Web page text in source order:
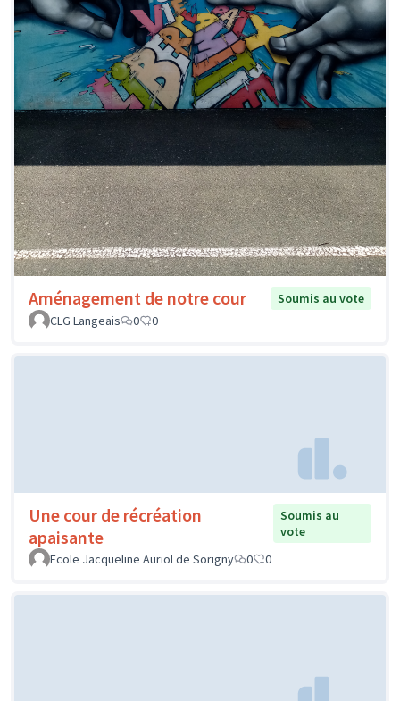
Aménagement de notre cour
Soumis au vote
CLG Langeais
0 0
Une cour de récréation
apaisante
Soumis au
vote
Ecole Jacqueline Auriol de Sorigny
0 0